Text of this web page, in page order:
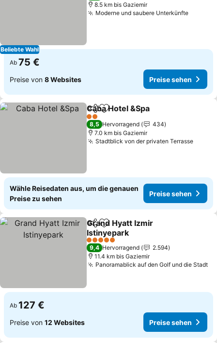
Beliebte Wahl
8.5 km bis Gaziemir
Moderne und saubere Unterkünfte
Ab 75 €
Preise von 8 Websites Preise sehen
TeilenZu Favoriten hinzufügen
Caba Hotel &Spa
2 Sterne
8,5 Hervorragend
434
7.0 km bis Gaziemir
Stadtblick von der privaten Terrasse
Wähle Reisedaten aus, um die genauen
Preise zu sehen
Preise sehen
TeilenZu Favoriten hinzufügen
Grand Hyatt Izmir
Istinyepark
5 Sterne
9,4 Hervorragend
2.594
11.4 km bis Gaziemir
Panoramablick auf den Golf und die Stadt
Ab 127 €
Preise von 12 Websites Preise sehen